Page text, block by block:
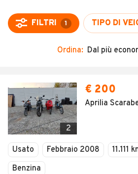
Auto Km 0
Auto Nuove
Noleggio a lungo termine
Moto
Camper
Veicoli Commerciali
Concessionari
ACCEDI
Ordina: Dal più
2
€ 200
Aprilia
Usato Febbraio 2008 11.111
Benzina